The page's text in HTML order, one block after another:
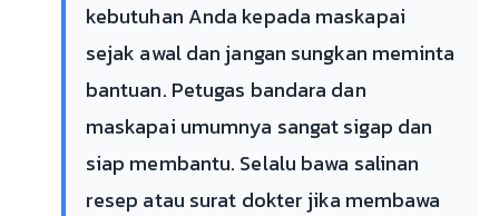
kebutuhan Anda kepada maskapai
sejak awal dan jangan sungkan meminta
bantuan. Petugas bandara dan
maskapai umumnya sangat sigap dan
siap membantu. Selalu bawa salinan
resep atau surat dokter jika membawa